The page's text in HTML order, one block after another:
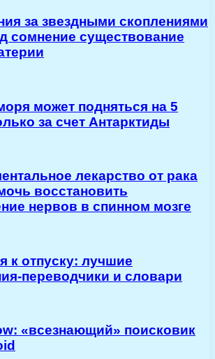
за звездными скоплениями
сомнение существование
может подняться на 5
за счет Антарктиды
лекарство от рака
восстановить
нервов в спинном мозге
к отпуску: лучшие
переводчики и словари
«всезнающий» поисковик